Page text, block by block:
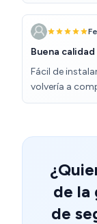
para sumar a
de TAPO,
Se pueden
para
establecer
con Alexa,
etc....
Buena
Fácil de
volvería a
de la
de